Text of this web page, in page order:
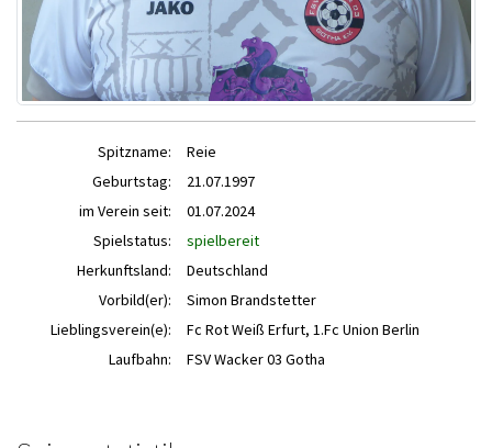
Spitzname:
Reie
Geburtstag:
21.07.1997
im Verein seit:
01.07.2024
Spielstatus:
spielbereit
Herkunftsland:
Deutschland
Vorbild(er):
Simon Brandstetter
Lieblingsverein(e):
Fc Rot Weiß Erfurt, 1.Fc Union Berlin
Laufbahn:
FSV Wacker 03 Gotha